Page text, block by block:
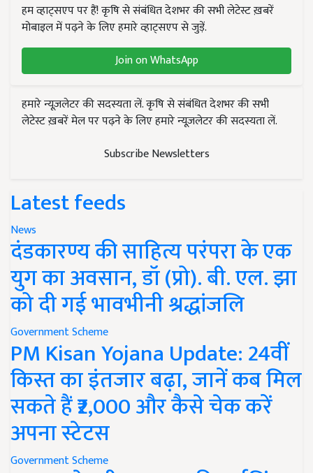
हम व्हाट्सएप पर हैं! कृषि से संबंधित देशभर की सभी लेटेस्ट ख़बरें
मोबाइल में पढ़ने के लिए हमारे व्हाट्सएप से जुड़ें.
Join on WhatsApp
हमारे न्यूज़लेटर की सदस्यता लें. कृषि से संबंधित देशभर की सभी
लेटेस्ट ख़बरें मेल पर पढ़ने के लिए हमारे न्यूज़लेटर की सदस्यता लें.
Subscribe Newsletters
Latest feeds
News
दंडकारण्य की साहित्य परंपरा के एक
युग का अवसान, डॉ (प्रो). बी. एल. झा
को दी गई भावभीनी श्रद्धांजलि
Government Scheme
PM Kisan Yojana Update: 24वीं
किस्त का इंतजार बढ़ा, जानें कब मिल
सकते हैं ₹2,000 और कैसे चेक करें
अपना स्टेटस
Government Scheme